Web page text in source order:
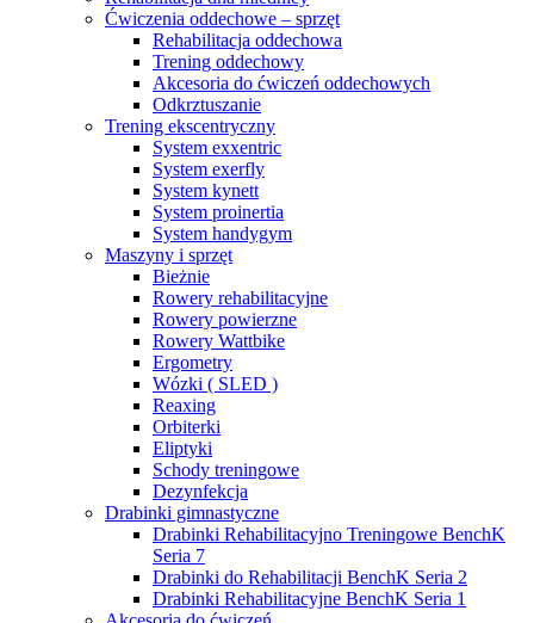
Ćwiczenia oddechowe – sprzęt
Rehabilitacja oddechowa
Trening oddechowy
Akcesoria do ćwiczeń oddechowych
Odkrztuszanie
Trening ekscentryczny
System exxentric
System exerfly
System kynett
System proinertia
System handygym
Maszyny i sprzęt
Bieżnie
Rowery rehabilitacyjne
Rowery powierzne
Rowery Wattbike
Ergometry
Wózki ( SLED )
Reaxing
Orbiterki
Eliptyki
Schody treningowe
Dezynfekcja
Drabinki gimnastyczne
Drabinki Rehabilitacyjno Treningowe BenchK
Seria 7
Drabinki do Rehabilitacji BenchK Seria 2
Drabinki Rehabilitacyjne BenchK Seria 1